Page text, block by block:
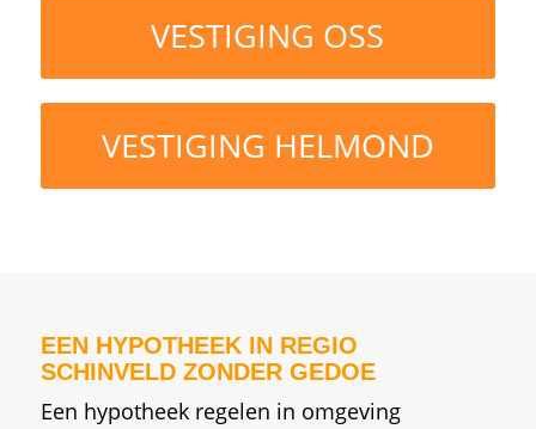
VESTIGING OSS
VESTIGING HELMOND
EEN HYPOTHEEK IN REGIO
SCHINVELD ZONDER GEDOE
Een hypotheek regelen in omgeving